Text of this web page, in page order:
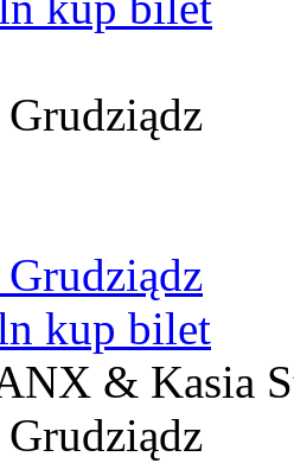
kup bilet
& Kasia